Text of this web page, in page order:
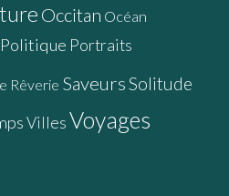
Occitan Océan
Politique Portraits
Rêverie Saveurs Solitude
VillesVoyages